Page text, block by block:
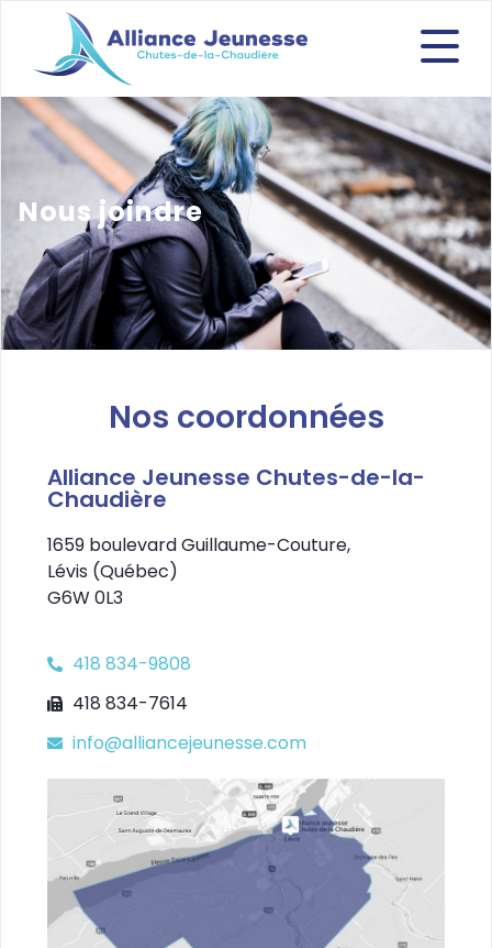
Nous joindre
Nos coordonnées
Alliance Jeunesse Chutes-de-la-
Chaudière
1659 boulevard Guillaume-Couture,
Lévis (Québec)
G6W 0L3
418 834-9808
418 834-7614
info@alliancejeunesse.com